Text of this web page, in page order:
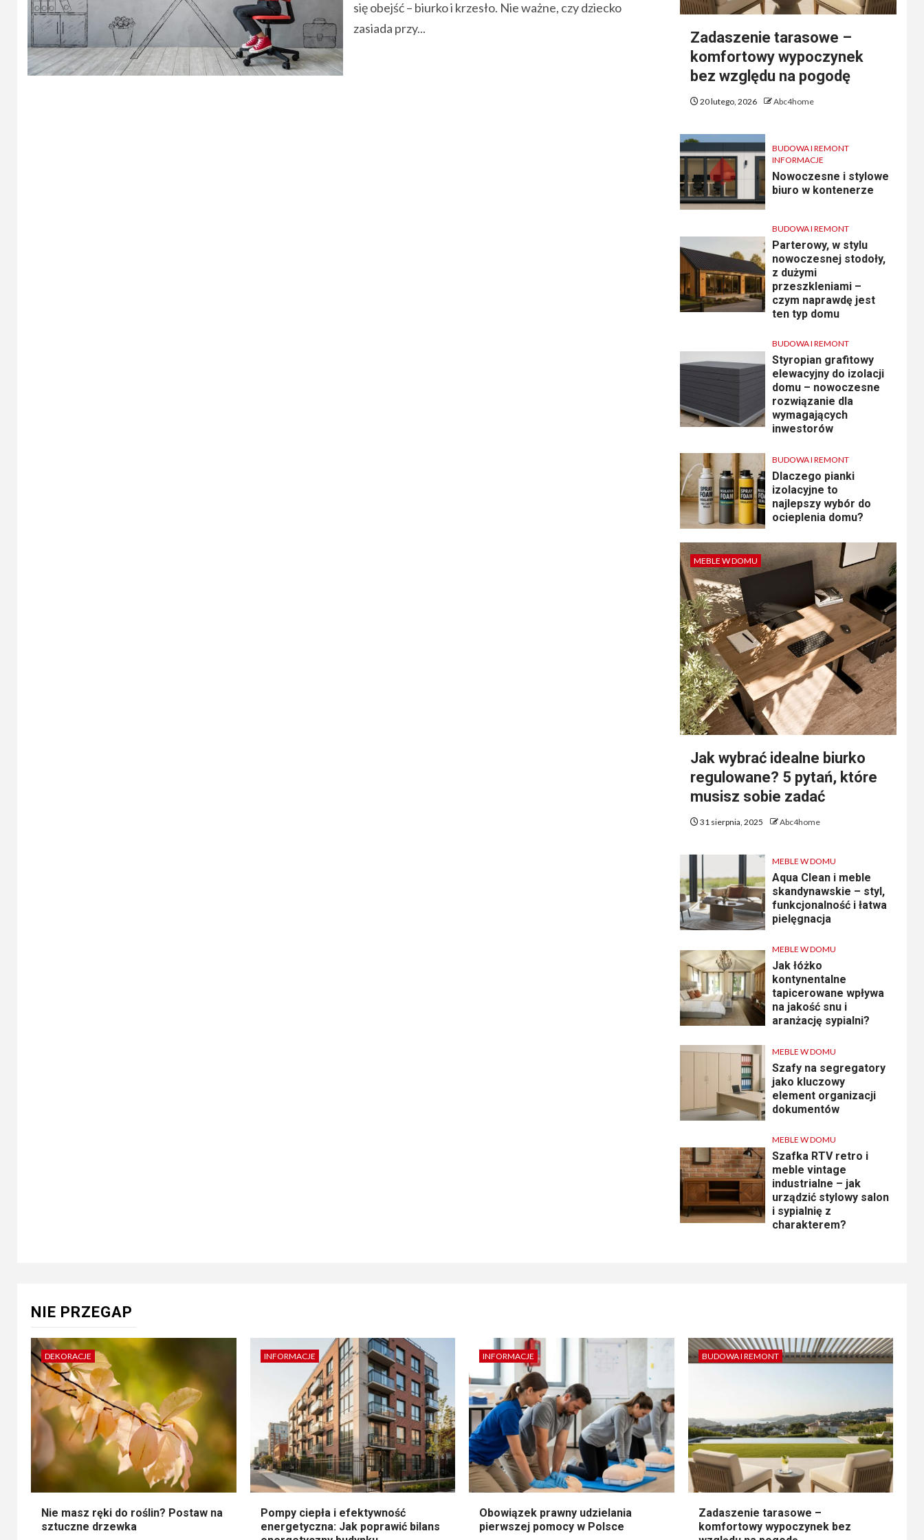
się obejść – biurko i krzesło. Nie ważne, czy dziecko
zasiada przy...
Zadaszenie tarasowe –
komfortowy wypoczynek
bez względu na pogodę
20 lutego, 2026 Abc4home
BUDOWA I REMONT
INFORMACJE
Nowoczesne i stylowe
biuro w kontenerze
BUDOWA I REMONT
Parterowy, w stylu
nowoczesnej stodoły,
z dużymi
przeszkleniami –
czym naprawdę jest
ten typ domu
BUDOWA I REMONT
Styropian grafitowy
elewacyjny do izolacji
domu – nowoczesne
rozwiązanie dla
wymagających
inwestorów
BUDOWA I REMONT
Dlaczego pianki
izolacyjne to
najlepszy wybór do
ocieplenia domu?
MEBLE W DOMU
Jak wybrać idealne biurko
regulowane? 5 pytań, które
musisz sobie zadać
31 sierpnia, 2025 Abc4home
MEBLE W DOMU
Aqua Clean i meble
skandynawskie – styl,
funkcjonalność i łatwa
pielęgnacja
MEBLE W DOMU
Jak łóżko
kontynentalne
tapicerowane wpływa
na jakość snu i
aranżację sypialni?
MEBLE W DOMU
Szafy na segregatory
jako kluczowy
element organizacji
dokumentów
MEBLE W DOMU
Szafka RTV retro i
meble vintage
industrialne – jak
urządzić stylowy salon
i sypialnię z
charakterem?
NIE PRZEGAP
DEKORACJE
Nie masz ręki do roślin? Postaw na
sztuczne drzewka
INFORMACJE
Pompy ciepła i efektywność
energetyczna: Jak poprawić bilans
INFORMACJE
Obowiązek prawny udzielania
pierwszej pomocy w Polsce
BUDOWA I REMONT
Zadaszenie tarasowe –
komfortowy wypoczynek bez